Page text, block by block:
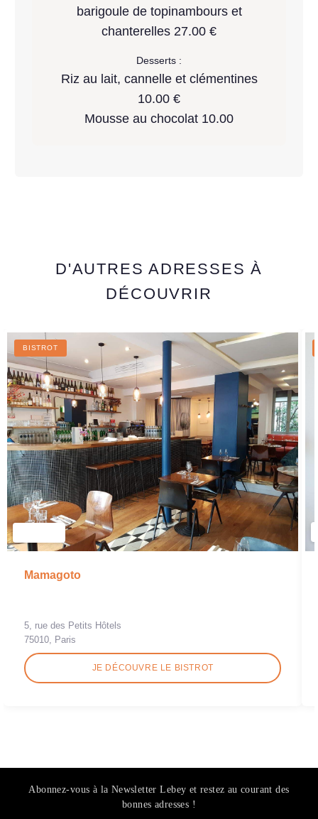
barigoule de topinambours et
chanterelles 27.00 €
Desserts :
Riz au lait, cannelle et clémentines
10.00 €
Mousse au chocolat 10.00
D'AUTRES ADRESSES À
DÉCOUVRIR
BISTROT
Mamagoto
5, rue des Petits Hôtels
75010, Paris
JE DÉCOUVRE LE BISTROT
Abonnez-vous à la Newsletter Lebey et restez au courant des
bonnes adresses !